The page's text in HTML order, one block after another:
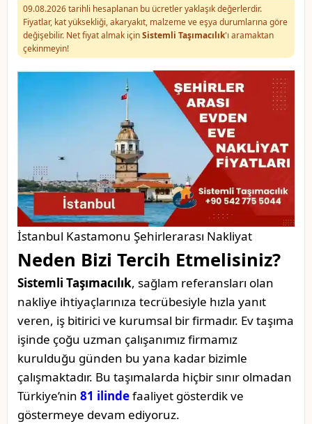
09.08.2026 tarihli hesaplanan bu ücretler yaklaşık değerlerdir.
Fiyatlar, kat yüksekliği, akaryakıt, malzeme ve eşya durumlarına göre
değişebilir. Net fiyat almak içinSistemli Taşımacılık'ı aramaktan
çekinmeyin!
İstanbul Kastamonu Şehirlerarası Nakliyat
Neden Bizi Tercih Etmelisiniz?
Sistemli Taşımacılık, sağlam referansları olan
nakliye ihtiyaçlarınıza tecrübesiyle hızla yanıt
veren, iş bitirici ve kurumsal bir firmadır. Ev taşıma
işinde çoğu uzman çalışanımız firmamız
kurulduğu günden bu yana kadar bizimle
çalışmaktadır. Bu taşımalarda hiçbir sınır olmadan
Türkiye’nin 81 ilindefaaliyet gösterdik ve
göstermeye devam ediyoruz.